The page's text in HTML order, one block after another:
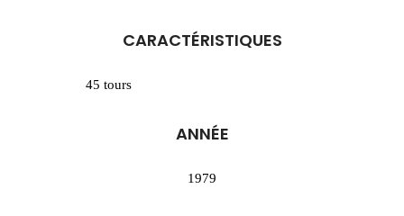
CARACTÉRISTIQUES
45 tours
ANNÉE
1979